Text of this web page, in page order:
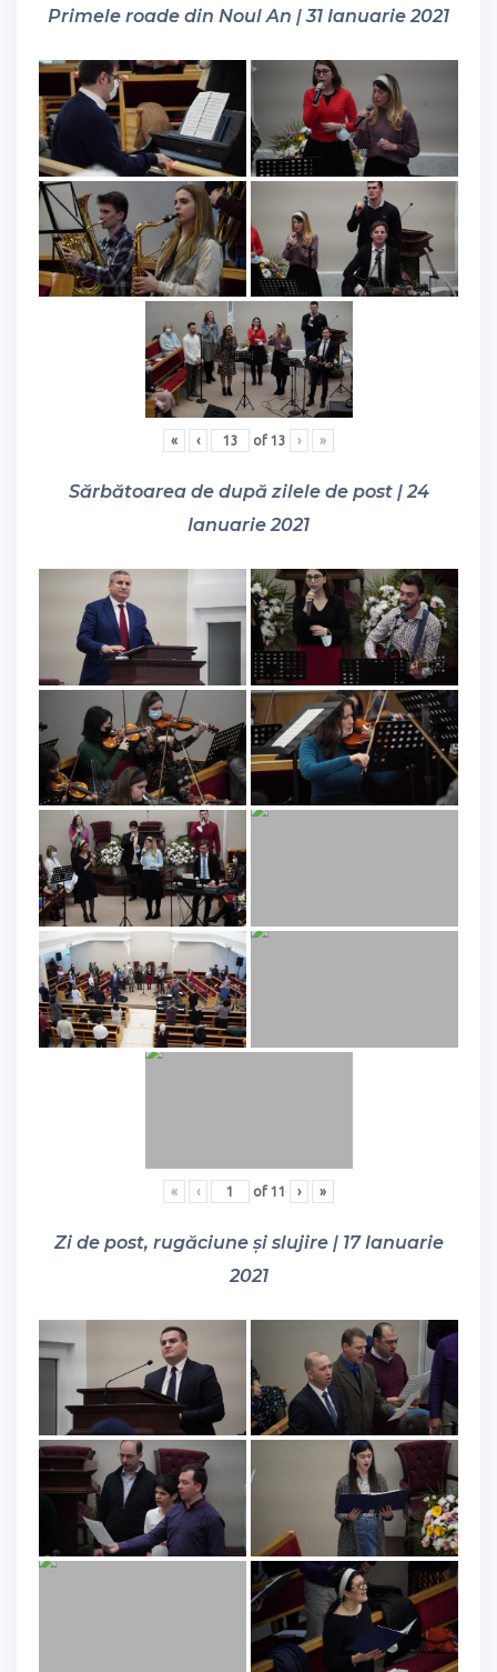
Primele roade din Noul An | 31 Ianuarie 2021
« ‹ of 13 › »
Sărbătoarea de după zilele de post | 24
Ianuarie 2021
« ‹ of 11 › »
Zi de post, rugăciune și slujire | 17 Ianuarie
2021